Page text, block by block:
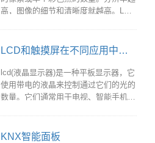
高，图像的细节和清晰度就越高。LCD
单。LCD显示器的分辨率自成立以来已
市场需求变化的结合所推动的。
LCD和触摸屏在不同应用中的适用性
lcd(液晶显示器)是一种平板显示器，它
使用带电的液晶来控制通过它们的光的
数量。它们通常用于电视、智能手机、
过触摸屏幕或识别输入的表面与设备进
KNX智能面板